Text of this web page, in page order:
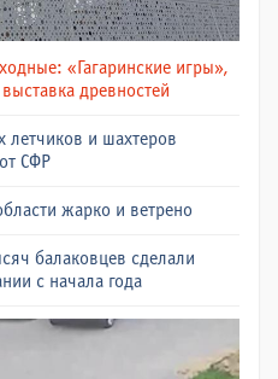
«Гагаринские игры»,
древностей
летчиков и шахтеров
СФР
жарко и ветрено
балаковцев сделали
с начала года